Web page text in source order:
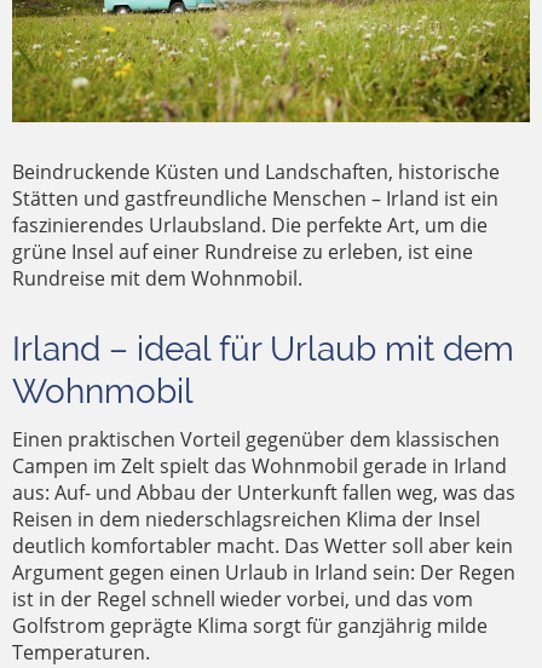
Beindruckende Küsten und Landschaften, historische
Stätten und gastfreundliche Menschen – Irland ist ein
faszinierendes Urlaubsland. Die perfekte Art, um die
grüne Insel auf einer Rundreise zu erleben, ist eine
Rundreise mit dem Wohnmobil.
Irland – ideal für Urlaub mit dem
Wohnmobil
Einen praktischen Vorteil gegenüber dem klassischen
Campen im Zelt spielt das Wohnmobil gerade in Irland
aus: Auf- und Abbau der Unterkunft fallen weg, was das
Reisen in dem niederschlagsreichen Klima der Insel
deutlich komfortabler macht. Das Wetter soll aber kein
Argument gegen einen Urlaub in Irland sein: Der Regen
ist in der Regel schnell wieder vorbei, und das vom
Golfstrom geprägte Klima sorgt für ganzjährig milde
Temperaturen.